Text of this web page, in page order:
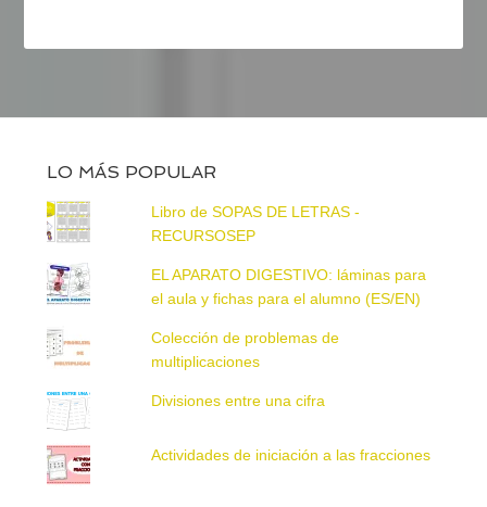
LO MÁS POPULAR
Libro de SOPAS DE LETRAS -
RECURSOSEP
EL APARATO DIGESTIVO: láminas para
el aula y fichas para el alumno (ES/EN)
Colección de problemas de
multiplicaciones
Divisiones entre una cifra
Actividades de iniciación a las fracciones